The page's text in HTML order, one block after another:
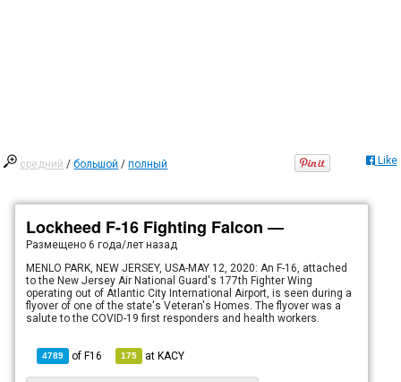
средний /большой /полный Like
Lockheed F-16 Fighting Falcon —
Размещено6 года/лет назад
MENLO PARK, NEW JERSEY, USA-MAY 12, 2020: An F-16, attached
to the New Jersey Air National Guard's 177th Fighter Wing
operating out of Atlantic City International Airport, is seen during a
flyover of one of the state's Veteran's Homes. The flyover was a
salute to the COVID-19 first responders and health workers.
4789 ofF16 175 atKACY